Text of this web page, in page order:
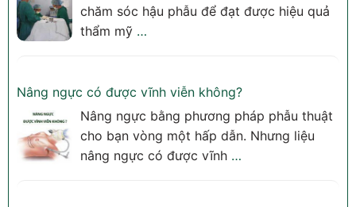
chăm sóc hậu phẫu để đạt được hiệu quả
thẩm mỹ …
Nâng ngực có được vĩnh viễn không?
Nâng ngực bằng phương pháp phẫu thuật
cho bạn vòng một hấp dẫn. Nhưng liệu
nâng ngực có được vĩnh …